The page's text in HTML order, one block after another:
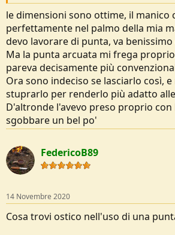
le dimensioni sono ottime, il manico
perfettamente nel palmo della mia
devo lavorare di punta, va benissimo
Ma la punta arcuata mi frega
pareva decisamente più
Ora sono indeciso se lasciarlo così,
stuprarlo per renderlo più adatto
D'altronde l'avevo preso proprio
sgobbare un bel po'
FedericoB89
14 Novembre 2020
Cosa trovi ostico nell'uso di una